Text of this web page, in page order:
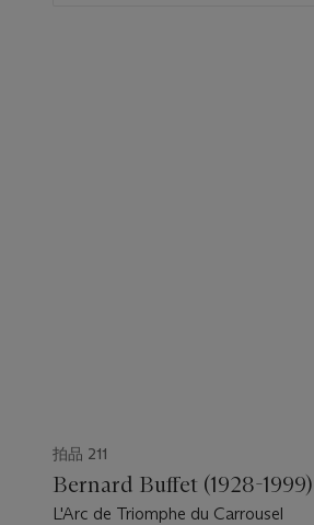
拍品 211
Bernard Buffet (1928-1999)
L'Arc de Triomphe du Carrousel